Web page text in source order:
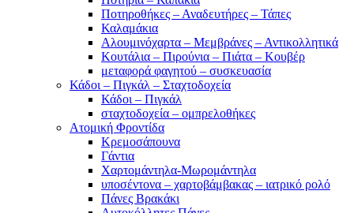
Ποτηροθήκες – Αναδευτήρες – Τάπες
Καλαμάκια
Αλουμινόχαρτα – Μεμβράνες – Αντικολλητικά
Κουτάλια – Πιρούνια – Πιάτα – Κουβέρ
μεταφορά φαγητού – συσκευασία
Κάδοι – Πιγκάλ – Σταχτοδοχεία
Κάδοι – Πιγκάλ
σταχτοδοχεία – ομπρελοθήκες
Ατομική Φροντίδα
Κρεμοσάπουνα
Γάντια
Χαρτομάντηλα-Μωρομάντηλα
υποσέντονα – χαρτοβάμβακας – ιατρικό ρολό
Πάνες Βρακάκι